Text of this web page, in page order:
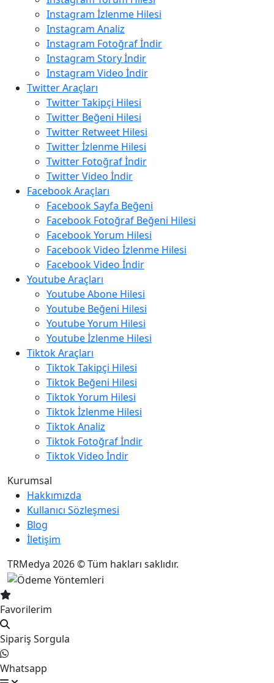
Instagram İzlenme Hilesi
Instagram Analiz
Instagram Fotoğraf İndir
Instagram Story İndir
Instagram Video İndir
Twitter Araçları
Twitter Takipçi Hilesi
Twitter Beğeni Hilesi
Twitter Retweet Hilesi
Twitter İzlenme Hilesi
Twitter Fotoğraf İndir
Twitter Video İndir
Facebook Araçları
Facebook Sayfa Beğeni
Facebook Fotoğraf Beğeni Hilesi
Facebook Yorum Hilesi
Facebook Video İzlenme Hilesi
Facebook Video İndir
Youtube Araçları
Youtube Abone Hilesi
Youtube Beğeni Hilesi
Youtube Yorum Hilesi
Youtube İzlenme Hilesi
Tiktok Araçları
Tiktok Takipçi Hilesi
Tiktok Beğeni Hilesi
Tiktok Yorum Hilesi
Tiktok İzlenme Hilesi
Tiktok Analiz
Tiktok Fotoğraf İndir
Tiktok Video İndir
Kurumsal
Hakkımızda
Kullanıcı Sözleşmesi
Blog
İletişim
TRMedya 2026 © Tüm hakları saklıdır.
Favorilerim
Sipariş Sorgula
Whatsapp